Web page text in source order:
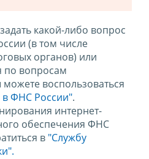
какой-либо вопрос
(в том числе
органов) или
по вопросам
воспользоваться
в ФНС России".
интернет-
обеспечения ФНС
в "Службу